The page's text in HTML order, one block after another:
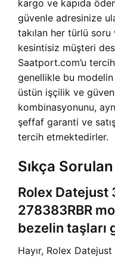
kargo ve kapıda
güvenle adresinize
takılan her türlü soru
kesintisiz müşteri
Saatport.com’u
genellikle bu
üstün işçilik ve
kombinasyonunu,
şeffaf garanti ve
tercih etmektedirler.
Sıkça
Rolex Datejust
278383RBR
bezelin taşları
Hayır, Rolex